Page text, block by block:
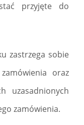
przyjęte do
zastrzega sobie
oraz
uzasadnionych
zamówienia.